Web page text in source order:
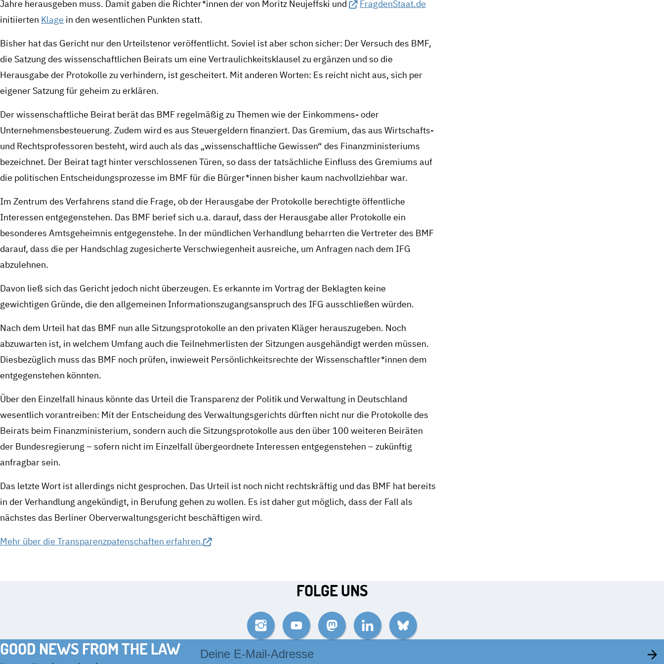
Jahre herausgeben muss. Damit gaben die Richter*innen der von Moritz Neujeffski und
FragdenStaat.de
initiierten Klage in den wesentlichen Punkten statt.
Bisher hat das Gericht nur den Urteilstenor veröffentlicht. Soviel ist aber schon sicher: Der Versuch des BMF,
die Satzung des wissenschaftlichen Beirats um eine Vertraulichkeitsklausel zu ergänzen und so die
Herausgabe der Protokolle zu verhindern, ist gescheitert. Mit anderen Worten: Es reicht nicht aus, sich per
eigener Satzung für geheim zu erklären.
Der wissenschaftliche Beirat berät das BMF regelmäßig zu Themen wie der Einkommens- oder
Unternehmensbesteuerung. Zudem wird es aus Steuergeldern finanziert. Das Gremium, das aus Wirtschafts-
und Rechtsprofessoren besteht, wird auch als das „wissenschaftliche Gewissen“ des Finanzministeriums
bezeichnet. Der Beirat tagt hinter verschlossenen Türen, so dass der tatsächliche Einfluss des Gremiums auf
die politischen Entscheidungsprozesse im BMF für die Bürger*innen bisher kaum nachvollziehbar war.
Im Zentrum des Verfahrens stand die Frage, ob der Herausgabe der Protokolle berechtigte öffentliche
Interessen entgegenstehen. Das BMF berief sich u.a. darauf, dass der Herausgabe aller Protokolle ein
besonderes Amtsgeheimnis entgegenstehe. In der mündlichen Verhandlung beharrten die Vertreter des BMF
darauf, dass die per Handschlag zugesicherte Verschwiegenheit ausreiche, um Anfragen nach dem IFG
abzulehnen.
Davon ließ sich das Gericht jedoch nicht überzeugen. Es erkannte im Vortrag der Beklagten keine
gewichtigen Gründe, die den allgemeinen Informationszugangsanspruch des IFG ausschließen würden.
Nach dem Urteil hat das BMF nun alle Sitzungsprotokolle an den privaten Kläger herauszugeben. Noch
abzuwarten ist, in welchem Umfang auch die Teilnehmerlisten der Sitzungen ausgehändigt werden müssen.
Diesbezüglich muss das BMF noch prüfen, inwieweit Persönlichkeitsrechte der Wissenschaftler*innen dem
entgegenstehen könnten.
Über den Einzelfall hinaus könnte das Urteil die Transparenz der Politik und Verwaltung in Deutschland
wesentlich vorantreiben: Mit der Entscheidung des Verwaltungsgerichts dürften nicht nur die Protokolle des
Beirats beim Finanzministerium, sondern auch die Sitzungsprotokolle aus den über 100 weiteren Beiräten
der Bundesregierung – sofern nicht im Einzelfall übergeordnete Interessen entgegenstehen – zukünftig
anfragbar sein.
Das letzte Wort ist allerdings nicht gesprochen. Das Urteil ist noch nicht rechtskräftig und das BMF hat bereits
in der Verhandlung angekündigt, in Berufung gehen zu wollen. Es ist daher gut möglich, dass der Fall als
nächstes das Berliner Oberverwaltungsgericht beschäftigen wird.
Mehr über die Transparenzpatenschaften erfahren.
FOLGE UNS
InstagramYouTubeMastodonLinkedInBluesky
GOOD NEWS FROM THE LAW
Mail-